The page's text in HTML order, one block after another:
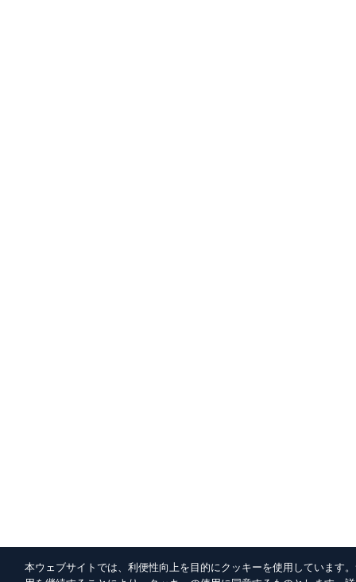
本ウェブサイトでは、利便性向上を目的にクッキーを使用しています